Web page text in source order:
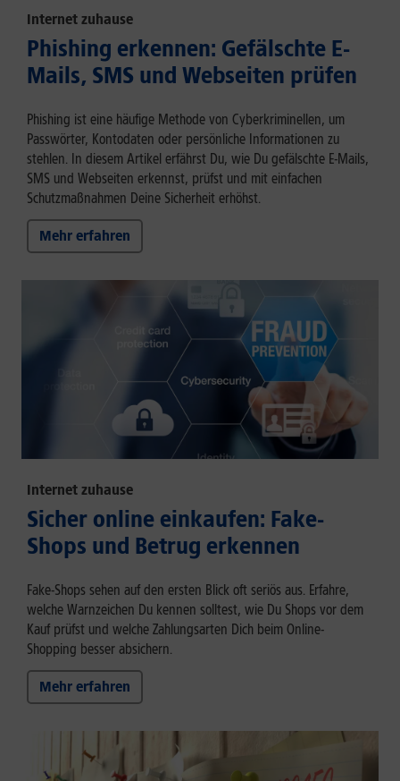
Internet zuhause
Phishing erkennen: Gefälschte E-
Mails, SMS und Webseiten prüfen
Phishing ist eine häufige Methode von Cyberkriminellen, um
Passwörter, Kontodaten oder persönliche Informationen zu
stehlen. In diesem Artikel erfährst Du, wie Du gefälschte E-Mails,
SMS und Webseiten erkennst, prüfst und mit einfachen
Schutzmaßnahmen Deine Sicherheit erhöhst.
Mehr erfahren
Internet zuhause
Sicher online einkaufen: Fake-
Shops und Betrug erkennen
Fake-Shops sehen auf den ersten Blick oft seriös aus. Erfahre,
welche Warnzeichen Du kennen solltest, wie Du Shops vor dem
Kauf prüfst und welche Zahlungsarten Dich beim Online-
Shopping besser absichern.
Mehr erfahren